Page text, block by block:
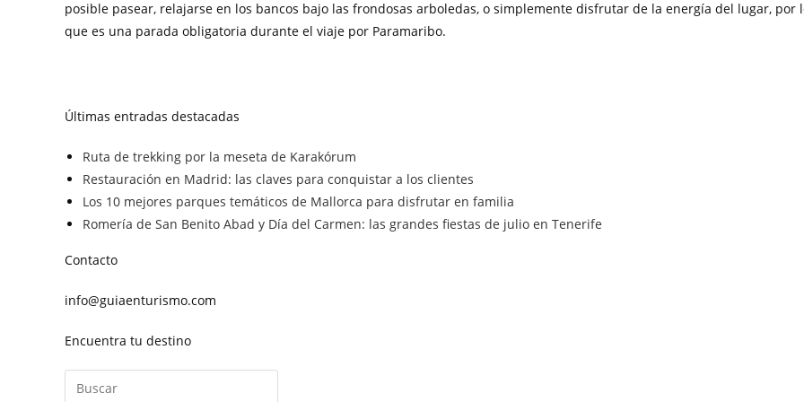
posible pasear, relajarse en los bancos bajo las frondosas arboledas, o simplemente disfrutar de la energía del lugar, por
que es una parada obligatoria durante el viaje por Paramaribo.
Últimas entradas destacadas
Ruta de trekking por la meseta de Karakórum
Restauración en Madrid: las claves para conquistar a los clientes
Los 10 mejores parques temáticos de Mallorca para disfrutar en familia
Romería de San Benito Abad y Día del Carmen: las grandes fiestas de julio en Tenerife
Contacto
info@guiaenturismo.com
Encuentra tu destino